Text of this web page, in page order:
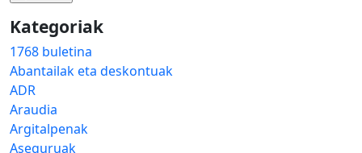
Kategoriak
1768 buletina
Abantailak eta deskontuak
ADR
Araudia
Argitalpenak
Aseguruak